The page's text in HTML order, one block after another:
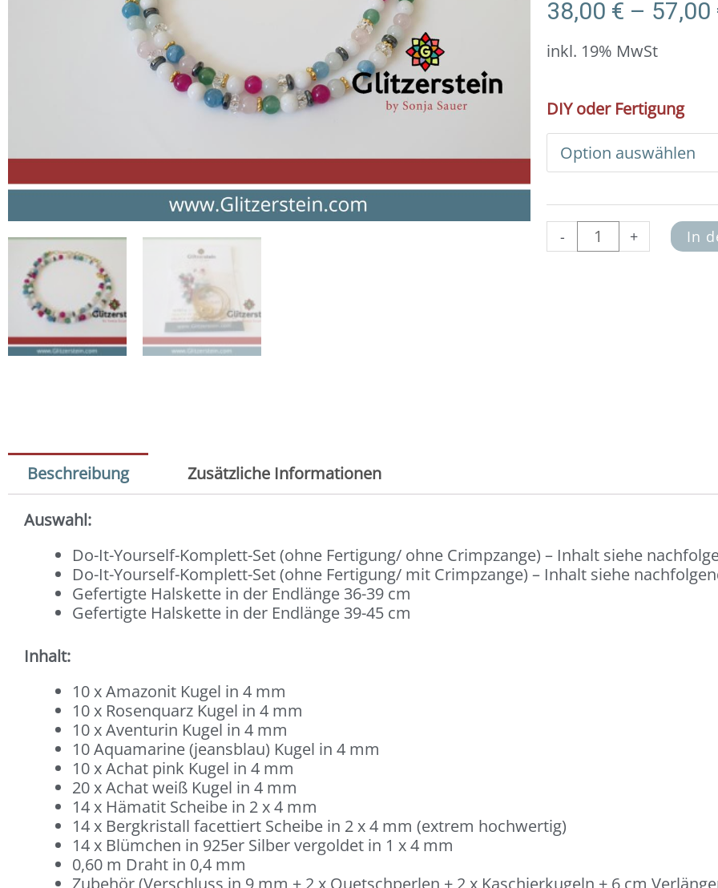
38,00 € – 57,00
inkl. 19% MwSt
DIY oder Fertigung
-
Halskette:
Bunte
Edelsteine
und
925er
vergoldet
Menge
+ In
Beschreibung Zusätzliche Informationen
Auswahl:
Do-It-Yourself-Komplett-Set (ohne Fertigung/ ohne Crimpzange) – Inhalt siehe
Do-It-Yourself-Komplett-Set (ohne Fertigung/ mit Crimpzange) – Inhalt siehe
Gefertigte Halskette in der Endlänge 36-39 cm
Gefertigte Halskette in der Endlänge 39-45 cm
Inhalt:
10 x Amazonit Kugel in 4 mm
10 x Rosenquarz Kugel in 4 mm
10 x Aventurin Kugel in 4 mm
10 Aquamarine (jeansblau) Kugel in 4 mm
10 x Achat pink Kugel in 4 mm
20 x Achat weiß Kugel in 4 mm
14 x Hämatit Scheibe in 2 x 4 mm
14 x Bergkristall facettiert Scheibe in 2 x 4 mm (extrem hochwertig)
14 x Blümchen in 925er Silber vergoldet in 1 x 4 mm
0,60 m Draht in 0,4 mm
Zubehör (Verschluss in 9 mm + 2 x Quetschperlen + 2 x Kaschierkugeln + 6 cm